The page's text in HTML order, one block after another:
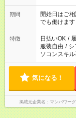
場合、他の
ん ※法令に
となります ※
短時間・短
期間
開始日はご
でも働けます
特徴 日払いOK /
服装自由 / シ
ソコンスキ
気になる！
掲載元企業名 マンパワー